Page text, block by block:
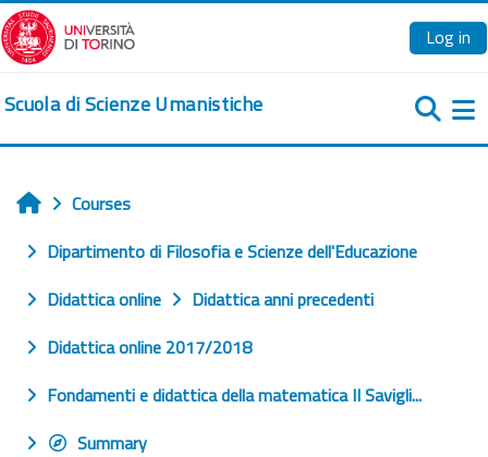
Skip to main content
Log in
Scuola di Scienze Umanistiche
Home
Courses
Dipartimento di Filosofia e Scienze dell'Educazione
Didattica online
Didattica anni precedenti
Didattica online 2017/2018
Fondamenti e didattica della matematica II Savigli...
Summary